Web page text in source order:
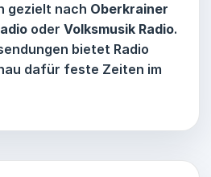
gezielt nach Oberkrainer
oder Volksmusik Radio.
bietet Radio
dafür feste Zeiten im